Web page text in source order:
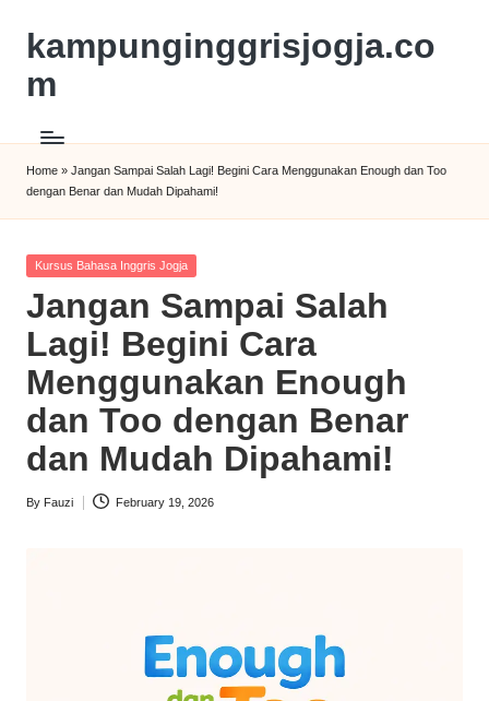
kampunginggrisjogja.co
m
Home » Jangan Sampai Salah Lagi! Begini Cara Menggunakan Enough dan Too
dengan Benar dan Mudah Dipahami!
Kursus Bahasa Inggris Jogja
Jangan Sampai Salah
Lagi! Begini Cara
Menggunakan Enough
dan Too dengan Benar
dan Mudah Dipahami!
By Fauzi February 19, 2026